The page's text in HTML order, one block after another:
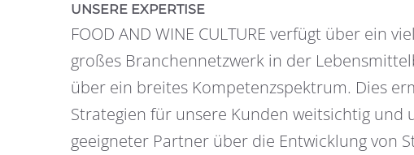
UNSERE EXPERTISE
FOOD AND WINE CULTURE verfügt über
großes Branchennetzwerk in der
über ein breites Kompetenzspektrum. Dies
Strategien für unsere Kunden weitsichtig
geeigneter Partner über die Entwickl­ung von